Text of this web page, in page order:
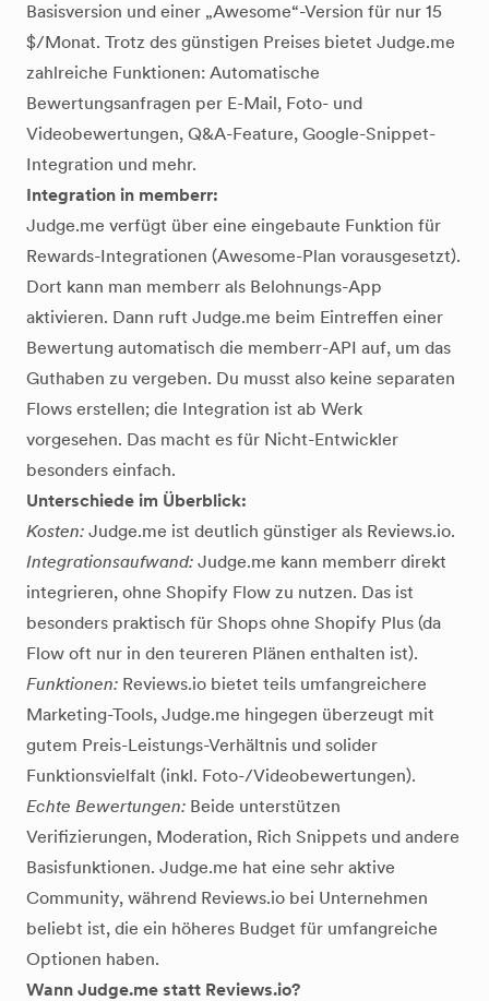
Basisversion und einer „Awesome“-Version für nur 15
$/Monat. Trotz des günstigen Preises bietet Judge.me
zahlreiche Funktionen: Automatische
Bewertungsanfragen per E-Mail, Foto- und
Videobewertungen, Q&A-Feature, Google-Snippet-
Integration und mehr.
Integration in memberr:
Judge.me verfügt über eine eingebaute Funktion für
Rewards-Integrationen (Awesome-Plan vorausgesetzt).
Dort kann man memberr als Belohnungs-App
aktivieren. Dann ruft Judge.me beim Eintreffen einer
Bewertung automatisch die memberr-API auf, um das
Guthaben zu vergeben. Du musst also keine separaten
Flows erstellen; die Integration ist ab Werk
vorgesehen. Das macht es für Nicht-Entwickler
besonders einfach.
Unterschiede im Überblick:
Kosten: Judge.me ist deutlich günstiger als Reviews.io.
Integrationsaufwand: Judge.me kann memberr direkt
integrieren, ohne Shopify Flow zu nutzen. Das ist
besonders praktisch für Shops ohne Shopify Plus (da
Flow oft nur in den teureren Plänen enthalten ist).
Funktionen: Reviews.io bietet teils umfangreichere
Marketing-Tools, Judge.me hingegen überzeugt mit
gutem Preis-Leistungs-Verhältnis und solider
Funktionsvielfalt (inkl. Foto-/Videobewertungen).
Echte Bewertungen: Beide unterstützen
Verifizierungen, Moderation, Rich Snippets und andere
Basisfunktionen. Judge.me hat eine sehr aktive
Community, während Reviews.io bei Unternehmen
beliebt ist, die ein höheres Budget für umfangreiche
Optionen haben.
Wann Judge.me statt Reviews.io?